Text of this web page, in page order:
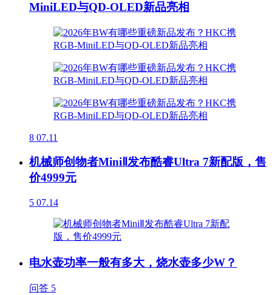
MiniLED与QD-OLED新品亮相
8 07.11
机械师创物者MiniⅡ发布酷睿Ultra 7新配版，售
价4999元
5 07.14
电水壶功率一般有多大，烧水壶多少W？
问答 5